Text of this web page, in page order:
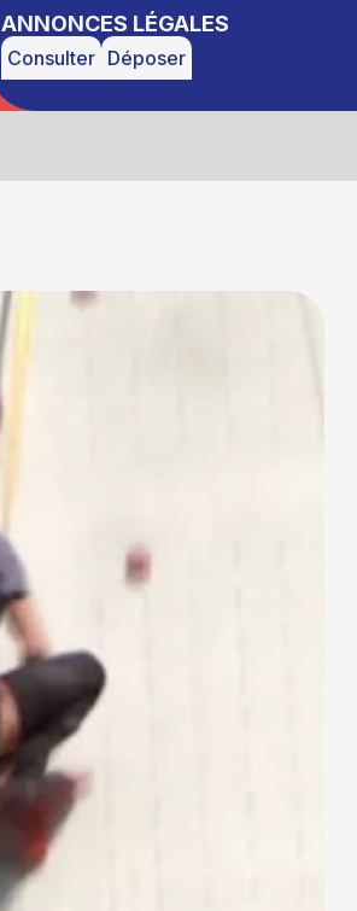
ANNONCES LÉGALES
Consulter Déposer